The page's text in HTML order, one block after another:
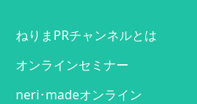
ねりまPRチャンネルとは
オンラインセミナー
neri･madeオンライン